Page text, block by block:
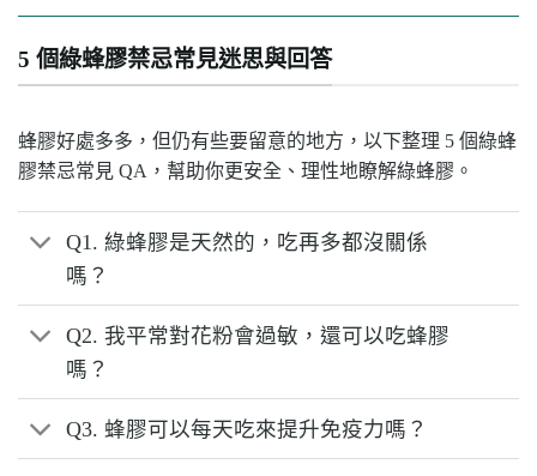
5 個綠蜂膠禁忌常見迷思與回答
蜂膠好處多多，但仍有些要留意的地方，以下整理 5 個綠蜂
膠禁忌常見 QA，幫助你更安全、理性地瞭解綠蜂膠。
Q1. 綠蜂膠是天然的，吃再多都沒關係
嗎？
Q2. 我平常對花粉會過敏，還可以吃蜂膠
嗎？
Q3. 蜂膠可以每天吃來提升免疫力嗎？